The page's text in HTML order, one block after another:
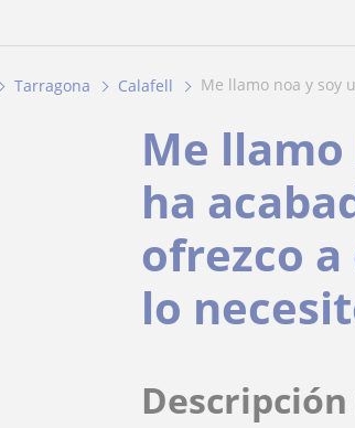
Tarragona Calafell me llamo noa y
Me
ha
ofrezco
lo